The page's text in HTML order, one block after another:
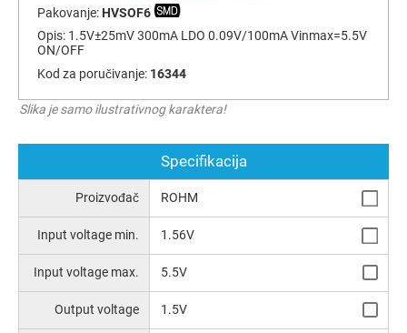
Pakovanje: HVSOF6
Opis: 1.5V±25mV 300mA LDO 0.09V/100mA Vinmax=5.5V
ON/OFF
Kod za poručivanje: 16344
Slika je samo ilustrativnog karaktera!
Specifikacija
Proizvođač ROHM
Input voltage min. 1.56V
Input voltage max. 5.5V
Output voltage 1.5V